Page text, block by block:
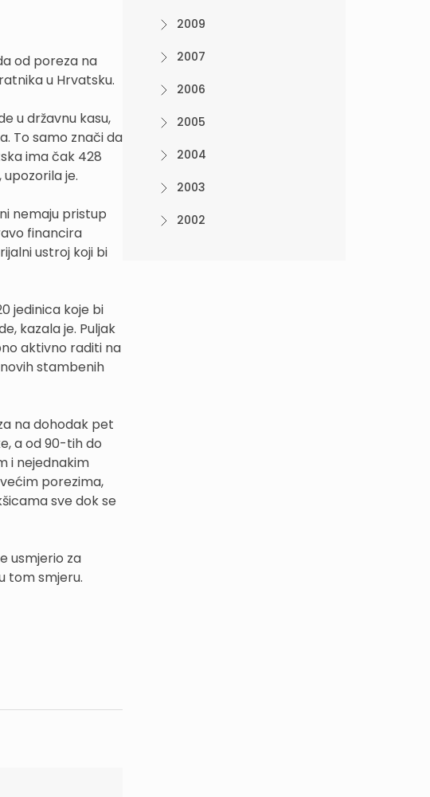
od poreza na
u Hrvatsku.
u državnu kasu,
To samo znači da
ima čak 428
je.
nemaju pristup
financira
ustroj koji bi
jedinica koje bi
kazala je. Puljak
aktivno raditi na
stambenih
na dohodak pet
a od 90-tih do
i nejednakim
porezima,
sve dok se
usmjerio za
tom smjeru.
2009
2007
2006
2005
2004
2003
2002